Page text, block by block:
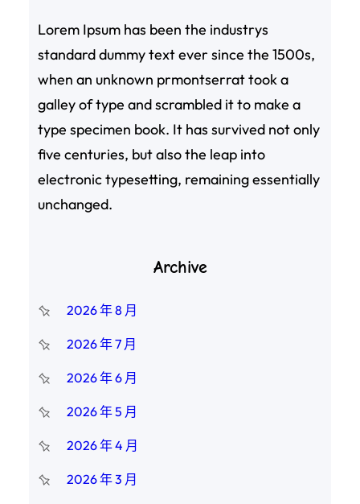
Lorem Ipsum has been the industrys
standard dummy text ever since the 1500s,
when an unknown prmontserrat took a
galley of type and scrambled it to make a
type specimen book. It has survived not only
five centuries, but also the leap into
electronic typesetting, remaining essentially
unchanged.
Archive
2026 年 8 月
2026 年 7 月
2026 年 6 月
2026 年 5 月
2026 年 4 月
2026 年 3 月